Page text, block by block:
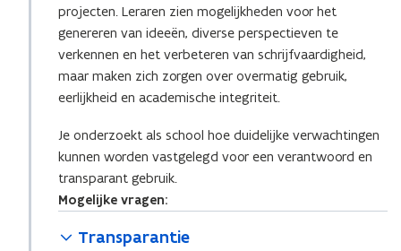
projecten. Leraren zien mogelijkheden voor het
genereren van ideeën, diverse perspectieven te
verkennen en het verbeteren van schrijfvaardigheid,
maar maken zich zorgen over overmatig gebruik,
eerlijkheid en academische integriteit.
Je onderzoekt als school hoe duidelijke verwachtingen
kunnen worden vastgelegd voor een verantwoord en
transparant gebruik.
Mogelijke vragen:
Transparantie